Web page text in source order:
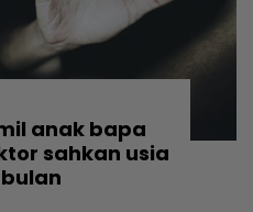
anak bapa
sahkan usia